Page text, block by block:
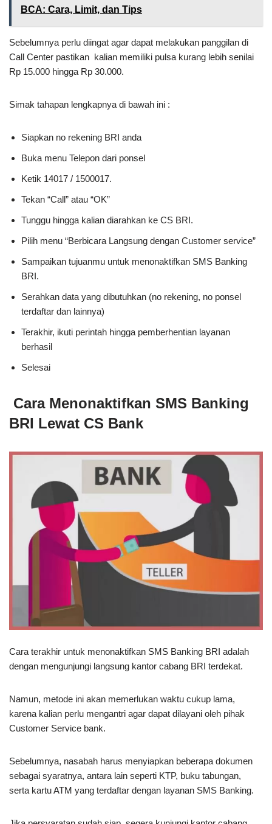
BCA: Cara, Limit, dan Tips
Sebelumnya perlu diingat agar dapat melakukan panggilan di
Call Center pastikan kalian memiliki pulsa kurang lebih senilai
Rp 15.000 hingga Rp 30.000.
Simak tahapan lengkapnya di bawah ini :
Siapkan no rekening BRI anda
Buka menu Telepon dari ponsel
Ketik 14017 / 1500017.
Tekan “Call” atau “OK”
Tunggu hingga kalian diarahkan ke CS BRI.
Pilih menu “Berbicara Langsung dengan Customer service”
Sampaikan tujuanmu untuk menonaktifkan SMS Banking
BRI.
Serahkan data yang dibutuhkan (no rekening, no ponsel
terdaftar dan lainnya)
Terakhir, ikuti perintah hingga pemberhentian layanan
berhasil
Selesai
Cara Menonaktifkan SMS Banking
BRI Lewat CS Bank
Cara terakhir untuk menonaktifkan SMS Banking BRI adalah
dengan mengunjungi langsung kantor cabang BRI terdekat.
Namun, metode ini akan memerlukan waktu cukup lama,
karena kalian perlu mengantri agar dapat dilayani oleh pihak
Customer Service bank.
Sebelumnya, nasabah harus menyiapkan beberapa dokumen
sebagai syaratnya, antara lain seperti KTP, buku tabungan,
serta kartu ATM yang terdaftar dengan layanan SMS Banking.